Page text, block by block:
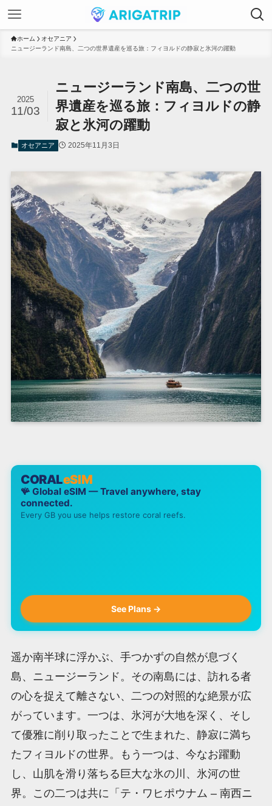
ホーム
オセアニア
ニュージーランド南島、二つの世界遺産を巡る旅：フィヨルドの静寂と氷河の躍動
ニュージーランド南島、二つの世
界遺産を巡る旅：フィヨルドの静
寂と氷河の躍動
2025
11/03
オセアニア 2025年11月3日
CORALeSIM
🪸 Global eSIM — Travel anywhere, stay
connected.
Every GB you use helps restore coral reefs.
See Plans →
遥か南半球に浮かぶ、手つかずの自然が息づく
島、ニュージーランド。その南島には、訪れる者
の心を捉えて離さない、二つの対照的な絶景が広
がっています。一つは、氷河が大地を深く、そし
て優雅に削り取ったことで生まれた、静寂に満ち
たフィヨルドの世界。もう一つは、今なお躍動
し、山肌を滑り落ちる巨大な氷の川、氷河の世
界。この二つは共に「テ・ワヒポウナム – 南西ニ